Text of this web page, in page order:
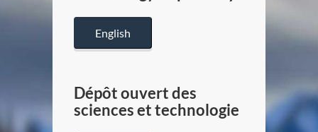
Canada
English
Dépôt ouvert des
sciences et technologie